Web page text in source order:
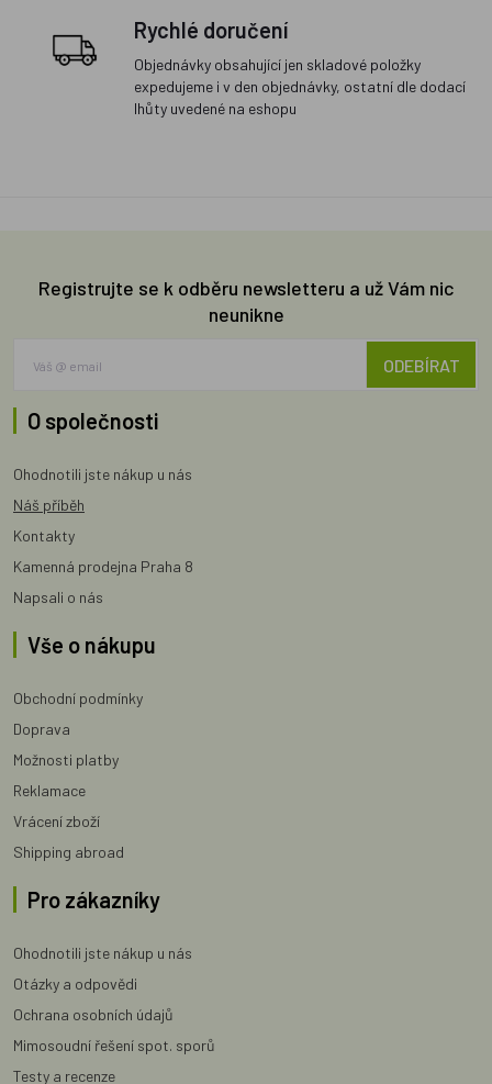
Rychlé doručení
Objednávky obsahující jen skladové položky
expedujeme i v den objednávky, ostatní dle dodací
lhůty uvedené na eshopu
Registrujte se k odběru newsletteru a už Vám nic
neunikne
ODEBÍRAT
O společnosti
Ohodnotili jste nákup u nás
Náš příběh
Kontakty
Kamenná prodejna Praha 8
Napsali o nás
Vše o nákupu
Obchodní podmínky
Doprava
Možnosti platby
Reklamace
Vrácení zboží
Shipping abroad
Pro zákazníky
Ohodnotili jste nákup u nás
Otázky a odpovědi
Ochrana osobních údajů
Mimosoudní řešení spot. sporů
Testy a recenze